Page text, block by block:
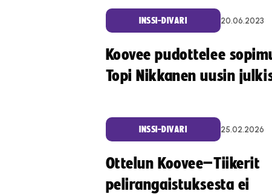
INSSI-DIVARI 20.06.2023
Koovee pudottelee
Topi Nikkanen uusin
INSSI-DIVARI 25.02.2026
Ottelun Koovee–Tiikerit
pelirangaistuksesta ei